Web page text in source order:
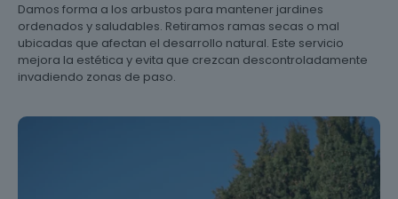
Damos forma a los arbustos para mantener jardines
ordenados y saludables. Retiramos ramas secas o mal
ubicadas que afectan el desarrollo natural. Este servicio
mejora la estética y evita que crezcan descontroladamente
invadiendo zonas de paso.